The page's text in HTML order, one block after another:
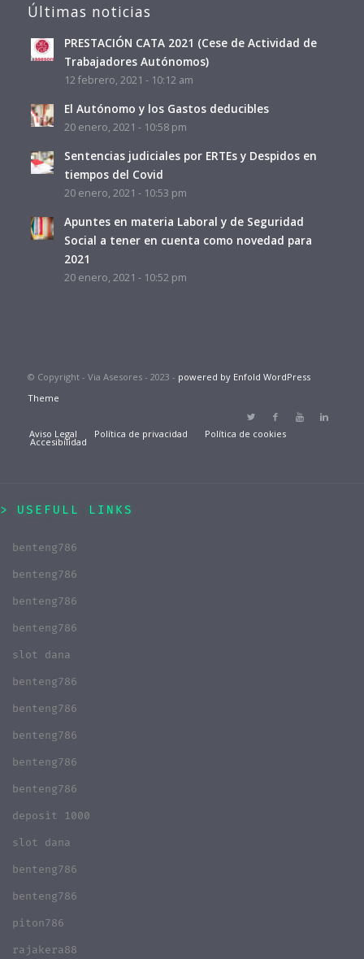
Últimas noticias
PRESTACIÓN CATA 2021 (Cese de Actividad de
Trabajadores Autónomos)
12 febrero, 2021 - 10:12 am
El Autónomo y los Gastos deducibles
20 enero, 2021 - 10:58 pm
Sentencias judiciales por ERTEs y Despidos en
tiempos del Covid
20 enero, 2021 - 10:53 pm
Apuntes en materia Laboral y de Seguridad
Social a tener en cuenta como novedad para
2021
20 enero, 2021 - 10:52 pm
© Copyright - Via Asesores - 2023 - powered by Enfold WordPress
Theme
Aviso Legal Política de privacidad Política de cookies
Accesibilidad
USEFULL LINKS
benteng786
benteng786
benteng786
benteng786
slot dana
benteng786
benteng786
benteng786
benteng786
benteng786
deposit 1000
slot dana
benteng786
benteng786
piton786
rajakera88